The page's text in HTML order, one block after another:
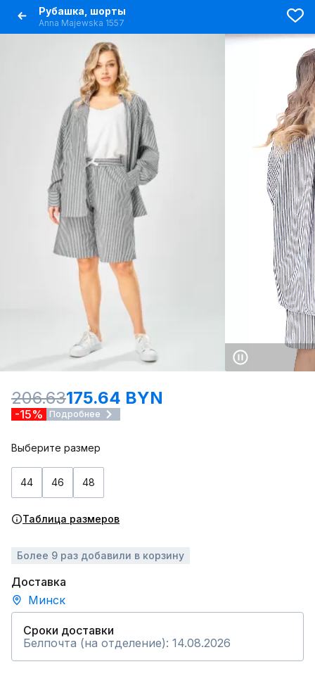
Рубашка, шорты
Anna Majewska 1557
206.63175.64 BYN
-15% Подробнее
Выберите размер
44 46 48
Таблица размеров
Более 9 раз добавили в корзину
Доставка
Минск
Сроки доставки
Белпочта (на отделение): 14.08.2026